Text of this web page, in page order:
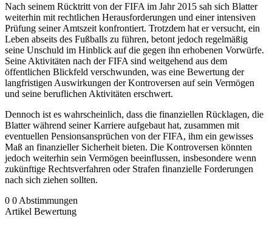
Nach seinem Rücktritt von der FIFA im Jahr 2015 sah sich Blatter
weiterhin mit rechtlichen Herausforderungen und einer intensiven
Prüfung seiner Amtszeit konfrontiert. Trotzdem hat er versucht, ein
Leben abseits des Fußballs zu führen, betont jedoch regelmäßig
seine Unschuld im Hinblick auf die gegen ihn erhobenen Vorwürfe.
Seine Aktivitäten nach der FIFA sind weitgehend aus dem
öffentlichen Blickfeld verschwunden, was eine Bewertung der
langfristigen Auswirkungen der Kontroversen auf sein Vermögen
und seine beruflichen Aktivitäten erschwert.
Dennoch ist es wahrscheinlich, dass die finanziellen Rücklagen, die
Blatter während seiner Karriere aufgebaut hat, zusammen mit
eventuellen Pensionsansprüchen von der FIFA, ihm ein gewisses
Maß an finanzieller Sicherheit bieten. Die Kontroversen könnten
jedoch weiterhin sein Vermögen beeinflussen, insbesondere wenn
zukünftige Rechtsverfahren oder Strafen finanzielle Forderungen
nach sich ziehen sollten.
0 0 Abstimmungen
Artikel Bewertung